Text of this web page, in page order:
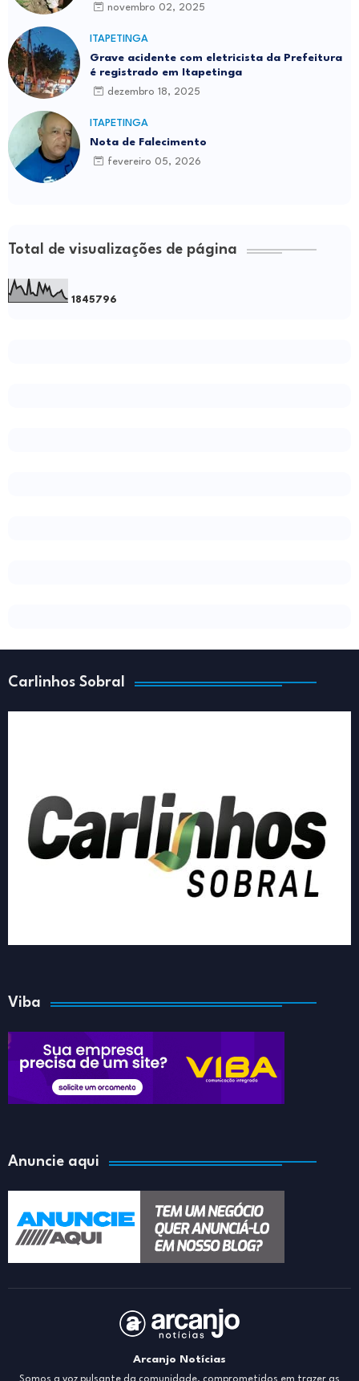
novembro 02, 2025
ITAPETINGA
Grave acidente com eletricista da Prefeitura
é registrado em Itapetinga
dezembro 18, 2025
ITAPETINGA
Nota de Falecimento
fevereiro 05, 2026
Total de visualizações de página
1 845796
Carlinhos Sobral
Viba
Anuncie aqui
Arcanjo Notícias